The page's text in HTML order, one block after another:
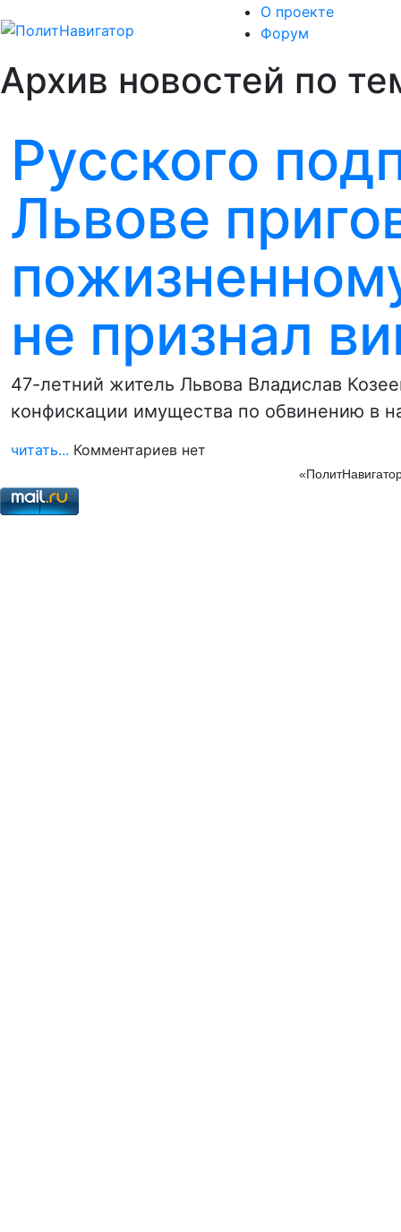
О проекте
Форум
Архив новостей по
Русского
Львове
не признал
47-летний житель Львова Владислав
конфискации имущества по обвинению в
читать... Комментариев нет